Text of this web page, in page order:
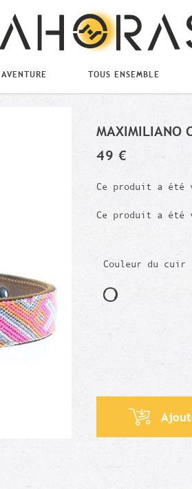
TOUS ENSEMBLE
49 €
Ce produit a été
Ce produit a été
Couleur du cuir